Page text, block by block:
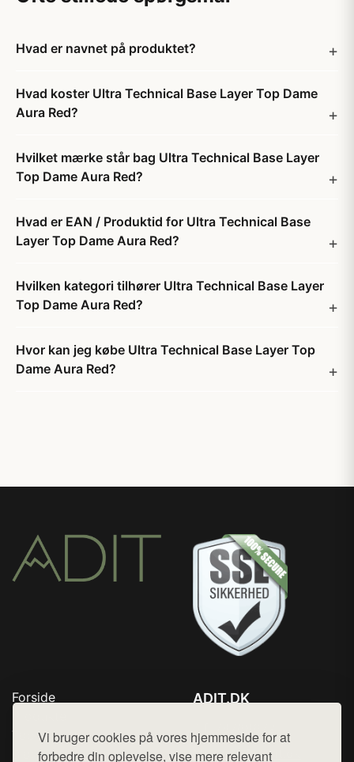
Vi bruger cookies på vores hjemmeside for at
forbedre din oplevelse, vise mere relevant
Hvad er navnet på produktet?
Hvad koster Ultra Technical Base Layer Top Dame
Aura Red?
Hvilket mærke står bag Ultra Technical Base Layer
Top Dame Aura Red?
Hvad er EAN / Produktid for Ultra Technical Base
Layer Top Dame Aura Red?
Hvilken kategori tilhører Ultra Technical Base Layer
Top Dame Aura Red?
Hvor kan jeg købe Ultra Technical Base Layer Top
Dame Aura Red?
Forside
Top Rabatter
Blog
ADIT.DK
Mail: hej@want.dk